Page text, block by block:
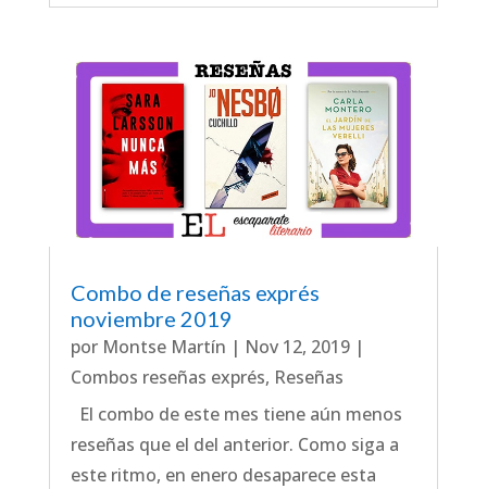
Combo de reseñas exprés
noviembre 2019
por Montse Martín | Nov 12, 2019|
Combos reseñas exprés, Reseñas
El combo de este mes tiene aún menos
reseñas que el del anterior. Como siga a
este ritmo, en enero desaparece esta